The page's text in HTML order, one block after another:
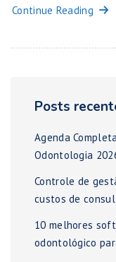
Continue Reading
Posts
Agenda
Odontologia
Controle de
custos de
10 melhores
odontológico